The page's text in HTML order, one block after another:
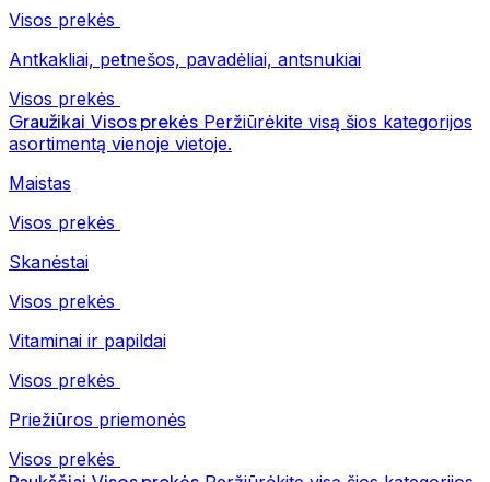
Visos prekės
Antkakliai, petnešos, pavadėliai, antsnukiai
Visos prekės
Graužikai Visos prekės Peržiūrėkite visą šios kategorijos
asortimentą vienoje vietoje.
Maistas
Visos prekės
Skanėstai
Visos prekės
Vitaminai ir papildai
Visos prekės
Priežiūros priemonės
Visos prekės